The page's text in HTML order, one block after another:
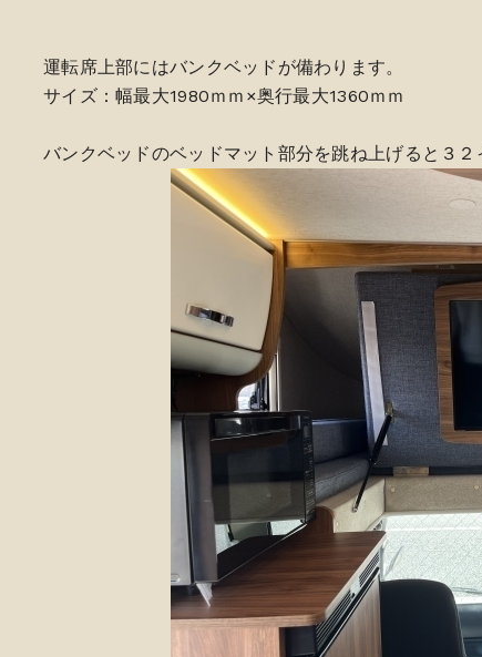
運転席上部にはバンクベッドが備わります。
サイズ：幅最大1980ｍｍ×奥行最大1360ｍｍ
バンクベッドのベッドマット部分を跳ね上げると３２